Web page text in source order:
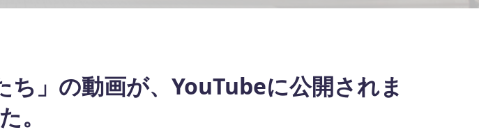
ち」の動画が、YouTubeに公開されま
。